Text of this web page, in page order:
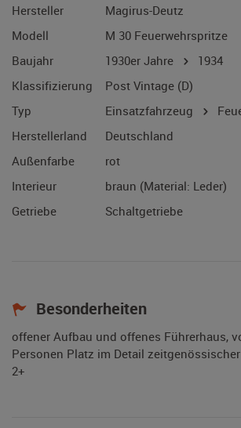
Hersteller
Magirus-Deutz
Modell
M 30 Feuerwehrspritze
Baujahr
1930er Jahre
1934
Klassifizierung
Post Vintage (D)
Typ
Einsatzfahrzeug
Herstellerland
Deutschland
Außenfarbe
rot
Interieur
braun (Material: Leder)
Getriebe
Schaltgetriebe
Besonderheiten
offener Aufbau und offenes Führerhaus,
Personen Platz im Detail
2+